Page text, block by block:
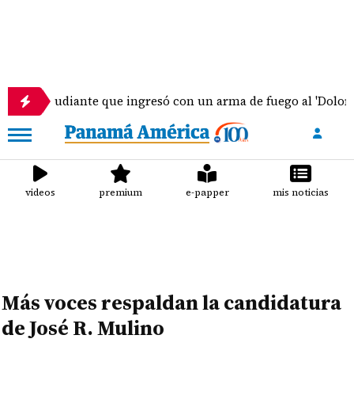
Estudiante que ingresó con un arma de fuego al 'Dolores
videos premium e-papper mis noticias
Más voces respaldan la candidatura
de José R. Mulino